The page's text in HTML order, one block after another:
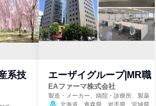
系技
エーザイグループ|MR職
EAファーマ株式会社
製造・メーカー、病院・診療所、製薬
北海道、青森県、岩手県、宮城県